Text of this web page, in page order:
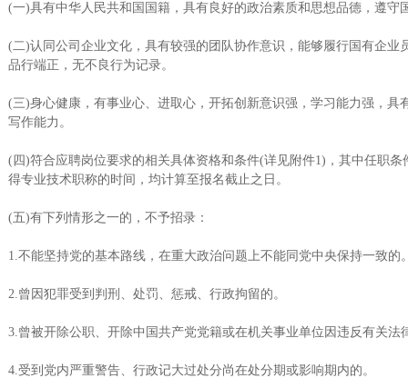
(一)具有中华人民共和国国籍，具有良好的政治素质和思想品德，遵守
(二)认同公司企业文化，具有较强的团队协作意识，能够履行国有企业
品行端正，无不良行为记录。
(三)身心健康，有事业心、进取心，开拓创新意识强，学习能力强，具
写作能力。
(四)符合应聘岗位要求的相关具体资格和条件(详见附件1)，其中任职
得专业技术职称的时间，均计算至报名截止之日。
(五)有下列情形之一的，不予招录：
1.不能坚持党的基本路线，在重大政治问题上不能同党中央保持一致的
2.曾因犯罪受到判刑、处罚、惩戒、行政拘留的。
3.曾被开除公职、开除中国共产党党籍或在机关事业单位因违反有关法
4.受到党内严重警告、行政记大过处分尚在处分期或影响期内的。